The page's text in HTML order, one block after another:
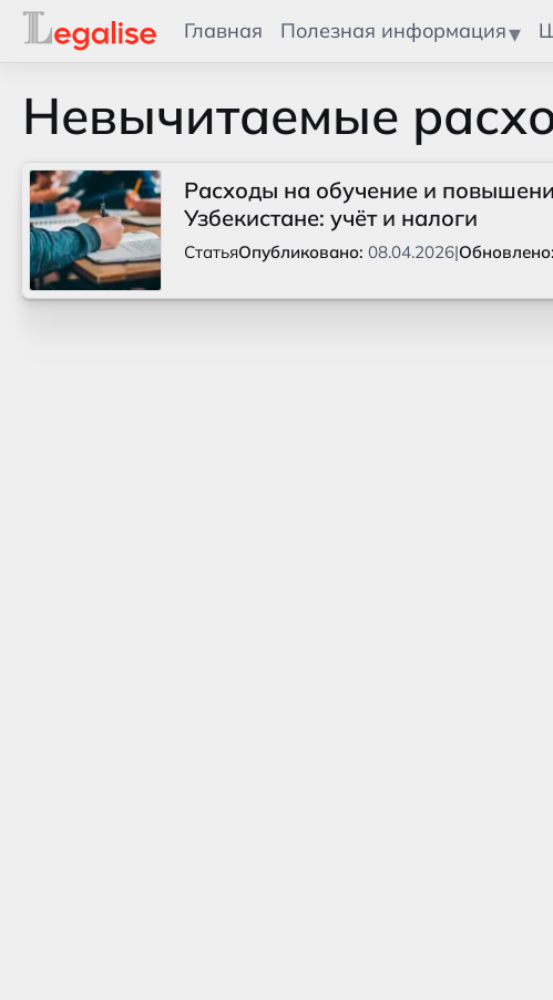
Главная Полезная информация
Невычитаемые
Расходы на обучение и
Узбекистане: учёт и налоги
СтатьяОпубликовано: 08.04.2026|Обновлено: